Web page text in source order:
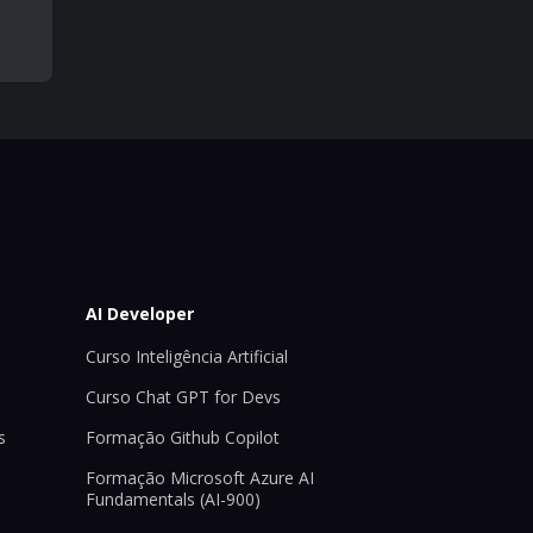
AI Developer
Curso Inteligência Artificial
Curso Chat GPT for Devs
Formação Github Copilot
Formação Microsoft Azure AI
Fundamentals (AI-900)